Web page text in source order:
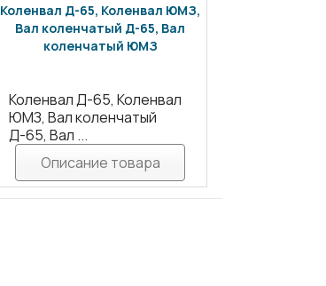
Коленвал Д-65, Коленвал ЮМЗ,
Вал коленчатый Д-65, Вал
коленчатый ЮМЗ
Коленвал Д-65, Коленвал
ЮМЗ, Вал коленчатый
Д-65, Вал ...
Описание товара